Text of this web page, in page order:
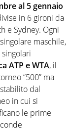
al 5 gennaio
in 6 gironi da
e Sydney. Ogni
maschile,
ATP e WTA, il
“500” ma
dal
in cui si
le prime